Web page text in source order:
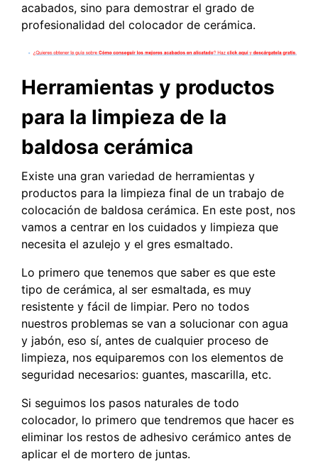
acabados, sino para demostrar el grado de
profesionalidad del colocador de cerámica.
Herramientas y productos
para la limpieza de la
baldosa cerámica
Existe una gran variedad de herramientas y
productos para la limpieza final de un trabajo de
colocación de baldosa cerámica. En este post, nos
vamos a centrar en los cuidados y limpieza que
necesita el azulejo y el gres esmaltado.
Lo primero que tenemos que saber es que este
tipo de cerámica, al ser esmaltada, es muy
resistente y fácil de limpiar. Pero no todos
nuestros problemas se van a solucionar con agua
y jabón, eso sí, antes de cualquier proceso de
limpieza, nos equiparemos con los elementos de
seguridad necesarios: guantes, mascarilla, etc.
Si seguimos los pasos naturales de todo
colocador, lo primero que tendremos que hacer es
eliminar los restos de adhesivo cerámico antes de
aplicar el de mortero de juntas.